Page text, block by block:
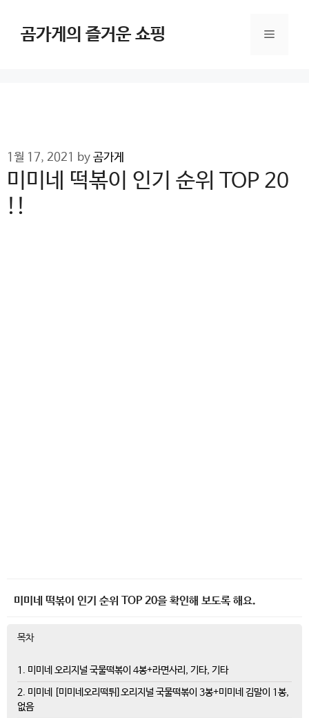
content곰가게의 즐거운 쇼핑 Menu
1월 17, 2021 by 곰가게
미미네 떡볶이 인기 순위 TOP 20
!!
미미네 떡볶이 인기 순위 TOP 20을 확인해 보도록 해요.
목차
1. 미미네 오리지널 국물떡볶이 4봉+라면사리, 기타, 기타
2. 미미네 [미미네오리떡튀]오리지널 국물떡볶이 3봉+미미네 김말이 1봉,
없음